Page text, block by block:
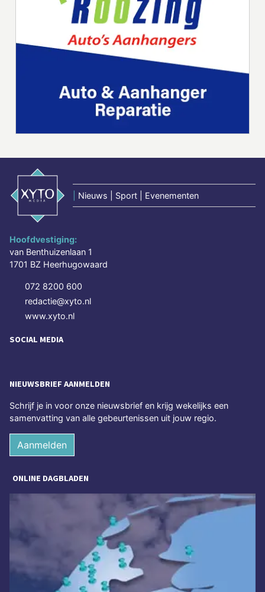
Nieuws | Sport | Evenementen
Hoofdvestiging:
van Benthuizenlaan 1
1701 BZ Heerhugowaard
072 8200 600
redactie@xyto.nl
www.xyto.nl
SOCIAL MEDIA
NIEUWSBRIEF AANMELDEN
Schrijf je in voor onze nieuwsbrief en krijg wekelijks een
samenvatting van alle gebeurtenissen uit jouw regio.
Aanmelden
ONLINE DAGBLADEN